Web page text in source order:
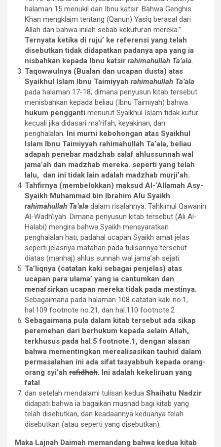
halaman 15 menukil dari Ibnu katsir: Bahwa Genghis
Khan mengklaim tentang (Qanun) Yasiq berasal dari
Allah dan bahwa inilah sebab kekufuran mereka.”
Ternyata ketika di ruju’ ke referensi yang telah
disebutkan tidak didapatkan padanya apa yang ia
nisbahkan kepada Ibnu katsir rahimahullah Ta’ala.
Taqowwulnya (Bualan dan ucapan dusta) atas
Syaikhul Islam Ibnu Taimiyyah rahimahullah Ta’ala
pada halaman 17-18, dimana penyusun kitab tersebut
menisbahkan kepada beliau (Ibnu Taimiyah) bahwa
hukum pengganti menurut Syaikhul Islam tidak kufur
kecuali jika didasari ma’rifah, keyakinan, dan
penghalalan. Ini murni kebohongan atas Syaikhul
Islam Ibnu Taimiyyah rahimahullah Ta’ala, beliau
adapah penebar madzhab salaf ahlussunnah wal
jama’ah dan madzhab mereka. seperti yang telah
lalu, dan ini tidak lain adalah madzhab murji’ah.
Tahfirnya (membelokkan) maksud Al-’Allamah Asy-
Syaikh Muhammad bin Ibrahim Alu Syaikh
rahimahullah Ta’ala dalam risalahnya: Tahkimul Qawanin
Al-Wadh’iyah. Dimana penyusun kitab tersebut (Ali Al-
Halabi) mengira bahwa Syaikh mensyaratkan
penghalalan hati, padahal ucapan Syaikh amat jelas
seperti jelasnya matahari pada tulisannya tersebut
diatas (manhaj) ahlus sunnah wal jama’ah sejati.
Ta’liqnya (catatan kaki sebagai penjelas) atas
ucapan para ulama’ yang ia cantumkan dan
menafsirkan ucapan mereka tidak pada mestinya.
Sebagaimana pada halaman 108 catatan kaki no.1,
hal.109 footnote no.21, dan hal.110 footnote.2
Sebagaimana pula dalam kitab tersebut ada sikap
peremehan dari berhukum kepada selain Allah,
terkhusus pada hal.5 footnote.1, dengan alasan
bahwa mementingkan merealisasikan tauhid dalam
permasalahan ini ada sifat tasyabbuh kepada orang-
orang syi’ah rafidhah. Ini adalah kekeliruan yang
fatal.
dan setelah mendalami tulisan kedua Shaihatu Nadzir
didapati bahwa ia bagaikan musnad bagi kitab yang
telah disebutkan, dan keadaannya keduanya telah
disebutkan (atau seperti yang disebutkan).
Maka Lajnah Daimah memandang bahwa kedua kitab